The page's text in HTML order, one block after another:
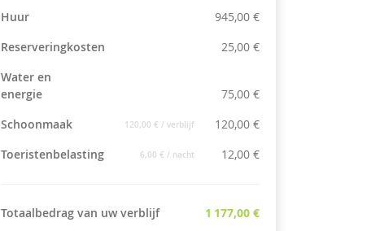
Huur
945,00 €
Reserveringkosten
25,00 €
Water en
energie
75,00 €
Schoonmaak
120,00 € / verblijf
120,00 €
Toeristenbelasting
6,00 € / nacht 12,00 €
Totaalbedrag van uw verblijf 1 177,00 €